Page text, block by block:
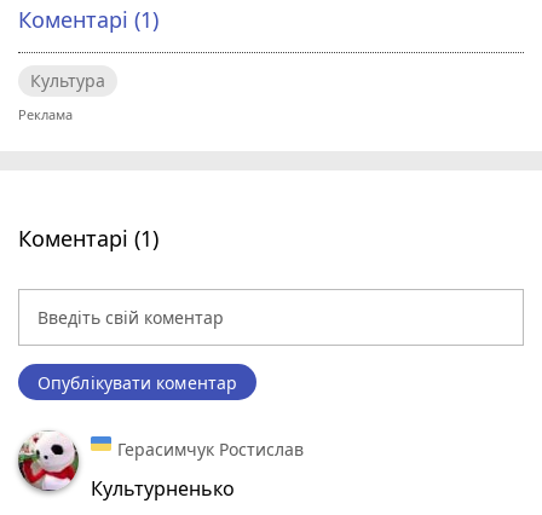
Коментарі (1)
Культура
Коментарі (1)
Опублікувати коментар
Герасимчук Ростислав
Культурненько